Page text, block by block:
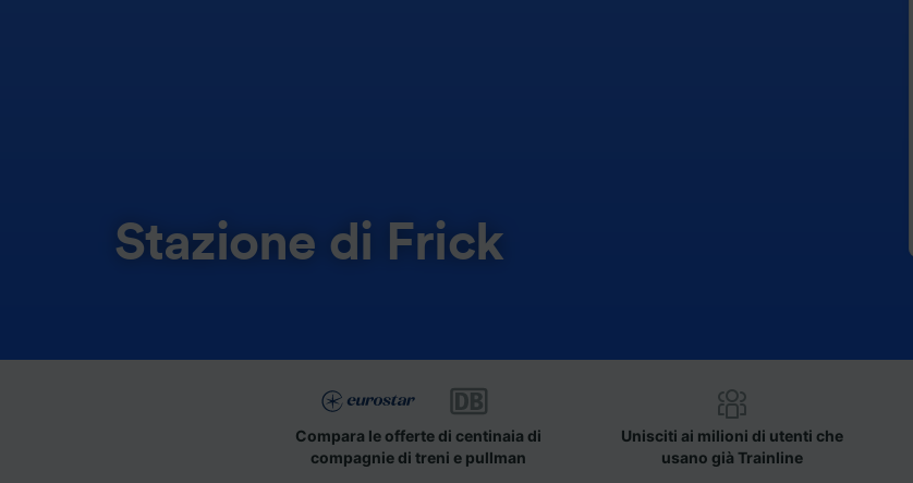
Stazione di Frick
Compara le offerte di centinaia di
compagnie di treni e pullman
Unisciti ai milioni di utenti che
usano già Trainline